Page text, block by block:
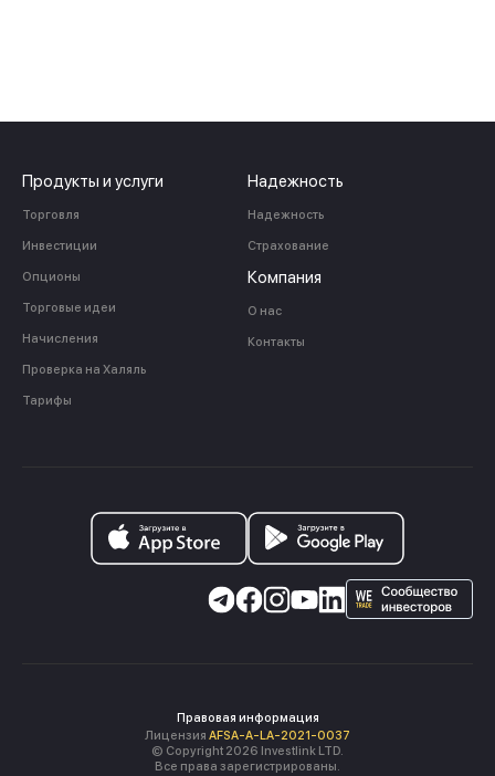
Продукты и услуги
Торговля
Инвестиции
Опционы
Торговые идеи
Начисления
Проверка на Халяль
Тарифы
Надежность
Надежность
Страхование
Компания
О нас
Контакты
Правовая информация
Лицензия AFSA-A-LA-2021-0037
© Copyright 2026 Investlink LTD.
Все права зарегистрированы.